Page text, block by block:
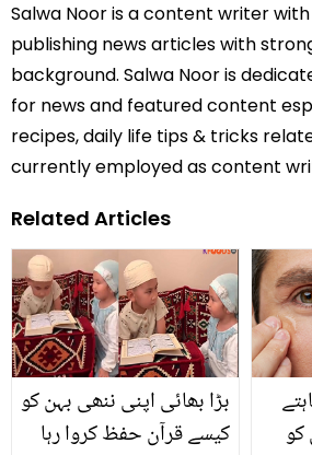
Salwa Noor is a content writer
publishing news articles with
background. Salwa Noor is
for news and featured content
recipes, daily life tips & tricks
currently employed as content
Related Articles
بڑا بھائی اپنی ننھی بہن کو
کیسے قرآن حفظ کروا رہا
ٹپس کو